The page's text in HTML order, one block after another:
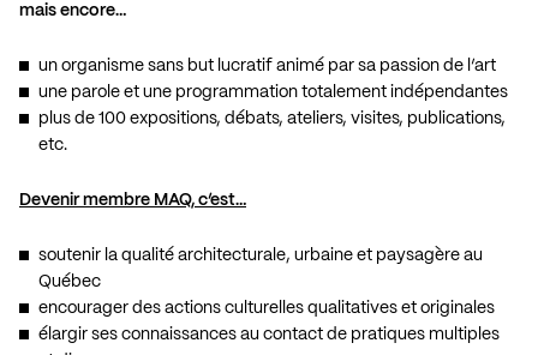
mais encore…
un organisme sans but lucratif animé par sa passion de l’art
une parole et une programmation totalement indépendantes
plus de 100 expositions, débats, ateliers, visites, publications,
etc.
Devenir membre MAQ, c’est…
soutenir la qualité architecturale, urbaine et paysagère au
Québec
encourager des actions culturelles qualitatives et originales
élargir ses connaissances au contact de pratiques multiples